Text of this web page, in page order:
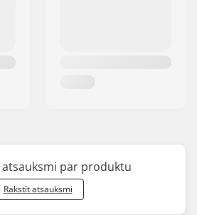
par produktu
Rakstīt atsauksmi